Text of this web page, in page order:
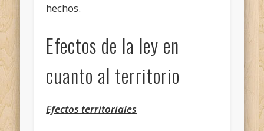
hechos.
Efectos de la ley en
cuanto al territorio
Efectos territoriales